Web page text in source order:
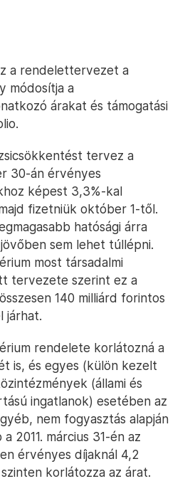
a rendelettervezet a
módosítja a
árakat és támogatási
tervez a
30-án érvényes
képest 3,3%-kal
fizetniük október 1-től.
hatósági árra
sem lehet túllépni.
most társadalmi
tervezete szerint ez a
140 milliárd forintos
járhat.
rendelete korlátozná a
is, és egyes (külön kezelt
(állami és
ingatlanok) esetében az
nem fogyasztás alapján
2011. március 31-én az
érvényes díjaknál 4,2
korlátozza az árat.